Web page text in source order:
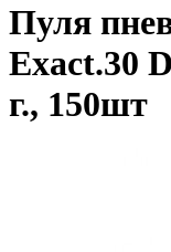
Пуля
Exact.30
г., 150шт